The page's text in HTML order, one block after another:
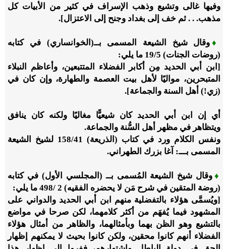
وفيها غالى وتشيع وذهب الإسراف في كثير من الأبيات كل
مذهب. . . ثم خف إلى بغداد وجنح إلى الاعتزال].
♦وقال شيخ الشيعة المسمى بــ(الخوانساري) في كتابه
(روضات الجنات) 5
/‏
19 ما يلي:
[ابن أبي الحديد مِن أكابر الفضلاء المتتبعين، وأعاظم النبلاء
المتبحرين، مواليًا لأهل بيت العصمة والطهارة، وإن كان في
(زي!) أهل السنة والجماعة].
أي إن ابن أبي الحديد كان شيعيًّا مغاليًا ولكنه كان ينافق
ويتظاهر في مظهر أهل السُّنة والجماعة.
ونفس الكلام ورد في كتاب (الذريعة) 41
/‏
158 لشيخ الشيعة
المسمى بـــ: آغا بزرك الطهراني.
♦وقال شيخ الشيعة المُسمى بــ (المجلسي الأول) في كتابه
(روضة المتقين في شرح مَن لا يحضره الفقيه) 2
/
498 ما يلي:
[ويُسمَّى هؤلاء بالتفضلية منهم ابن أبي الحديد والدواني على
المشهود فيما يُفهَم من أكثر كلامهما، لكن صرحا في مواضع
بالتشيع وهو الظن بهما وبأمثالهما، والظاهر من أمثال هؤلاء
الفضلاء أنهم كانوا محقين، ولكن كانوا بحيث لا يمكنهم إظهار